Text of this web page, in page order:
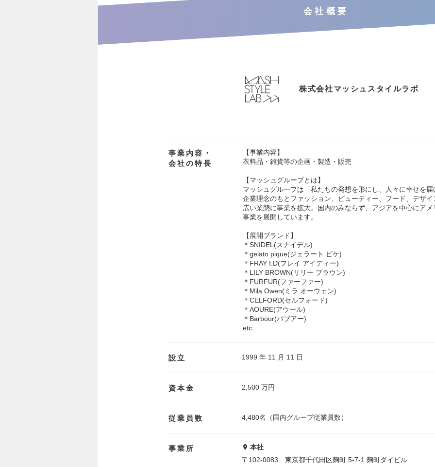
会社概要
株式会社マッシュスタイルラボ
事業内容・
会社の特長
【事業内容】
衣料品・雑貨等の企画・製造・販売
【マッシュグループとは】
マッシュグループは「私たちの発想を形にし、人々に幸せを
企業理念のもとファッション、ビューティー、フード、デザ
広い業態に事業を拡大。国内のみならず、アジアを中心にア
事業を展開しています。
【展開ブランド】
＊SNIDEL(スナイデル)
＊gelato pique(ジェラート ピケ)
＊FRAY I.D(フレイ アイディー)
＊LILY BROWN(リリー ブラウン)
＊FURFUR(ファーファー)
＊Mila Owen(ミラ オーウェン)
＊CELFORD(セルフォード)
＊AOURE(アウール)
＊Barbour(バブアー)
etc...
設立 1999 年 11 月 11 日
資本金 2,500 万円
従業員数 4,480名（国内グループ従業員数）
事業所
本社
〒102-0083 東京都千代田区麹町 5-7-1 麹町ダイビル